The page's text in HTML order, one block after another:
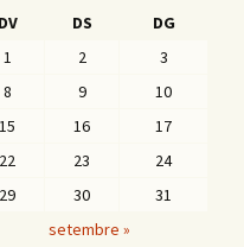
DV DS DG
setembre »
1 2
3
8 9
10
15 16
17
22 23
24
29 30 31